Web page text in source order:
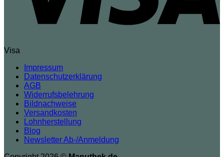
Visa
Impressum
Datenschutzerklärung
AGB
Widerrufsbelehrung
Bildnachweise
Versandkosten
Lohnherstellung
Blog
Newsletter Ab-/Anmeldung